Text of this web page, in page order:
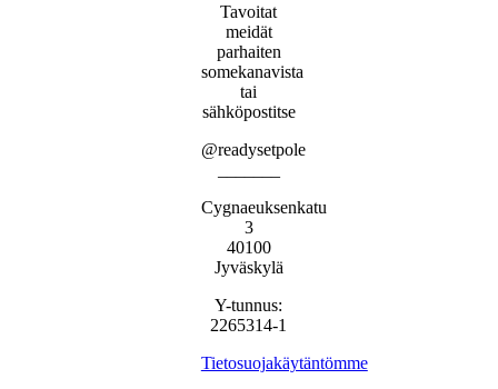
Tavoitat
meidät
parhaiten
somekanavista
tai
sähköpostitse
@readysetpole
Cygnaeuksenkatu
3
40100
Jyväskylä
Y-tunnus:
2265314-1
Tietosuojakäytäntömme